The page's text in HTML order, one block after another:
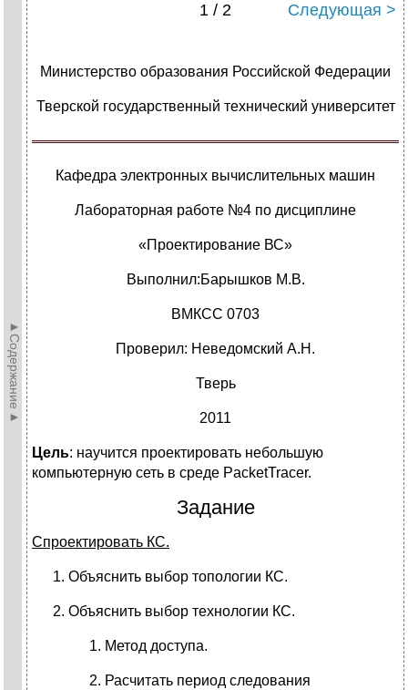
►Содержание►
1 / 2 Следующая >
Министерство образования Российской Федерации
Тверской государственный технический университет
Кафедра электронных вычислительных машин
Лабораторная работе №4 по дисциплине
«Проектирование ВС»
Выполнил:Барышков М.В.
ВМКСС 0703
Проверил: Неведомский А.Н.
Тверь
2011
Цель: научится проектировать небольшую
компьютерную сеть в среде PacketTracer.
Задание
Спроектировать КС.
Объяснить выбор топологии КС.
Объяснить выбор технологии КС.
Метод доступа.
Расчитать период следования